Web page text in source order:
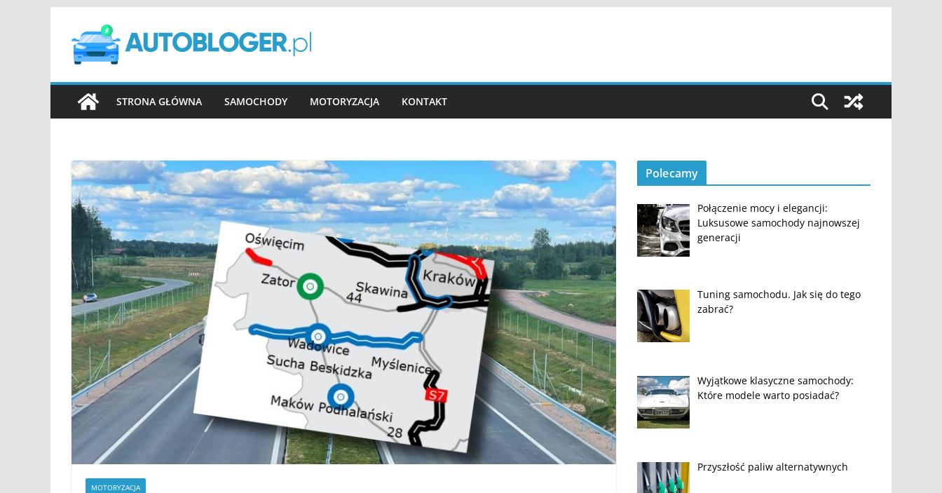
treści
STRONA GŁÓWNA SAMOCHODY MOTORYZACJA KONTAKT
MOTORYZACJA
Polecamy
Połączenie mocy i elegancji:
Luksusowe samochody najnowszej
generacji
Tuning samochodu. Jak się do tego
zabrać?
Wyjątkowe klasyczne samochody:
Które modele warto posiadać?
Przyszłość paliw alternatywnych